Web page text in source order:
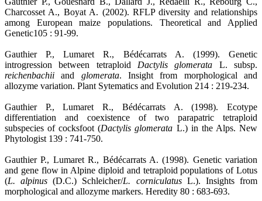
Charcosset A., Boyat A. (2002). RFLP diversity and relationships
among European maize populations. Theoretical and Applied
Genetic105 : 91-99.
Gauthier P., Lumaret R., Bédécarrats A. (1999). Genetic
introgression between tetraploid Dactylis glomerata L. subsp.
reichenbachii and glomerata. Insight from morphological and
allozyme variation. Plant Sytematics and Evolution 214 : 219-234.
Gauthier P., Lumaret R., Bédécarrats A. (1998). Ecotype
differentiation and coexistence of two parapatric tetraploid
subspecies of cocksfoot (Dactylis glomerata L.) in the Alps. New
Phytologist 139 : 741-750.
Gauthier P., Lumaret R., Bédécarrats A. (1998). Genetic variation
and gene flow in Alpine diploid and tetraploid populations of Lotus
(L. alpinus (D.C.) Schleicher/L. corniculatusL.). Insights from
morphological and allozyme markers. Heredity 80 : 683-693.